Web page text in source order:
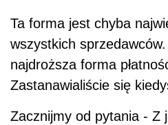
Ta forma jest chyba
wszystkich
najdroższa forma
Zastanawialiście się
Zacznijmy od pytania - Z